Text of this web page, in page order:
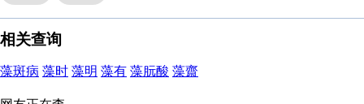
相关查询
藻斑病 藻时 藻明 藻有 藻朊酸 藻齋